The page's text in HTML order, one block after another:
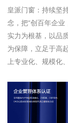
皇派门窗：持续坚
念，把“创百年企
实力为根基，以品
为保障，立足于高
上专业化、规模化